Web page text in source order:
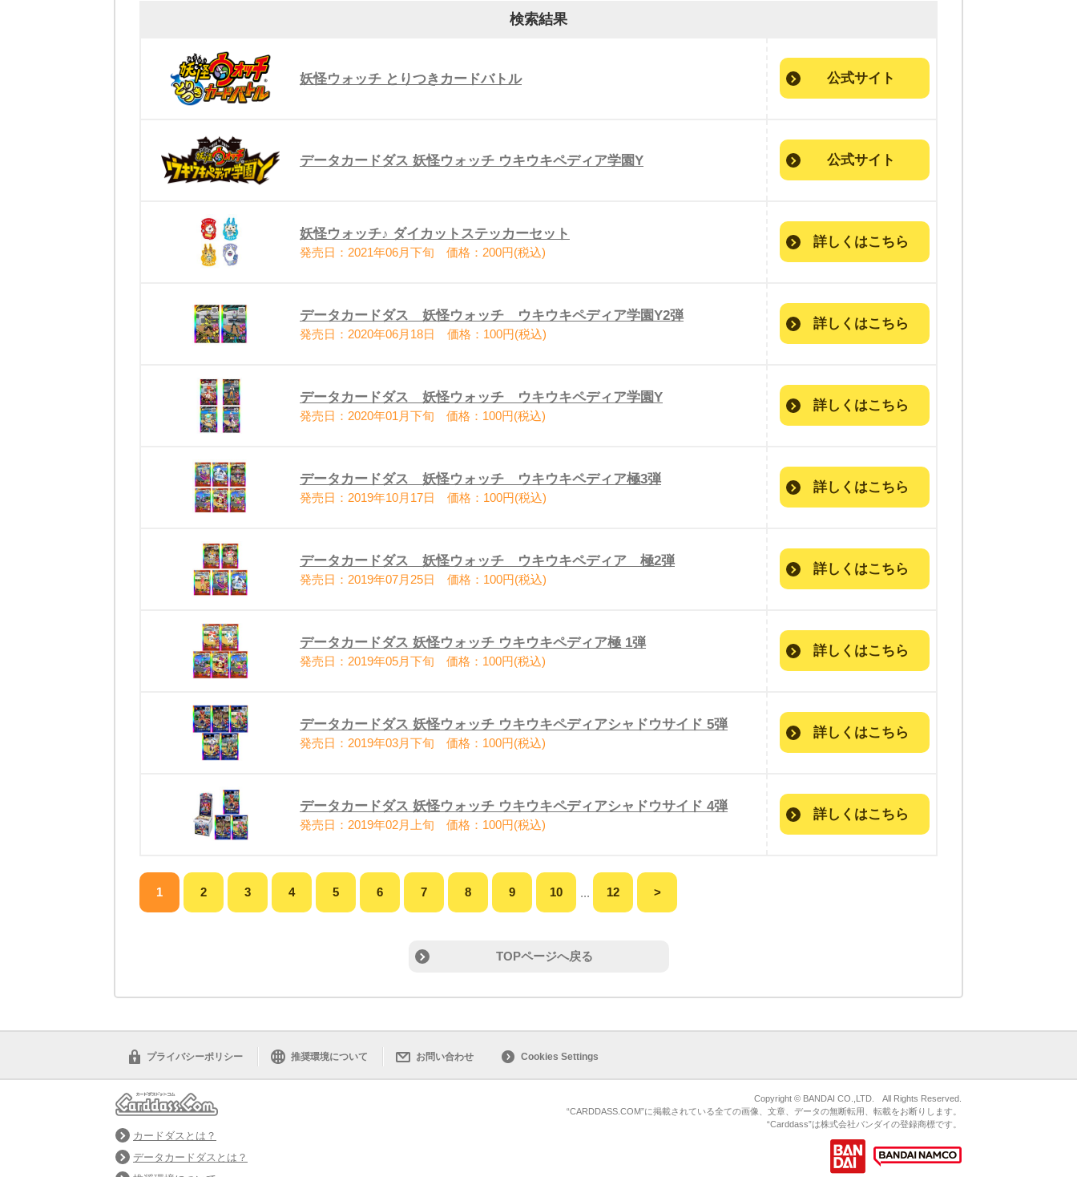
検索結果
妖怪ウォッチ とりつきカードバトル 公式サイト
データカードダス 妖怪ウォッチ ウキウキペディア学園Y 公式サイト
妖怪ウォッチ♪ ダイカットステッカーセット
発売日：2021年06月下旬 価格：200円(税込)
詳しくはこちら
データカードダス 妖怪ウォッチ ウキウキペディア学園Y2弾
発売日：2020年06月18日 価格：100円(税込)
詳しくはこちら
データカードダス 妖怪ウォッチ ウキウキペディア学園Y
発売日：2020年01月下旬 価格：100円(税込)
詳しくはこちら
データカードダス 妖怪ウォッチ ウキウキペディア極3弾
発売日：2019年10月17日 価格：100円(税込)
詳しくはこちら
データカードダス 妖怪ウォッチ ウキウキペディア 極2弾
発売日：2019年07月25日 価格：100円(税込)
詳しくはこちら
データカードダス 妖怪ウォッチ ウキウキペディア極 1弾
発売日：2019年05月下旬 価格：100円(税込)
詳しくはこちら
データカードダス 妖怪ウォッチ ウキウキペディアシャドウサイド 5弾
発売日：2019年03月下旬 価格：100円(税込)
詳しくはこちら
データカードダス 妖怪ウォッチ ウキウキペディアシャドウサイド 4弾
発売日：2019年02月上旬 価格：100円(税込)
詳しくはこちら
1 2 3 4 5 6 7 8 9 10 ... 12 >
TOPページへ戻る
プライバシーポリシー 推奨環境について お問い合わせ Cookies Settings
カードダスとは？
データカードダスとは？
Copyright © BANDAI CO.,LTD. All Rights Reserved.
“CARDDASS.COM”に掲載されている全ての画像、文章、データの無断転用、転載をお断りします。
“Carddass”は株式会社バンダイの登録商標です。